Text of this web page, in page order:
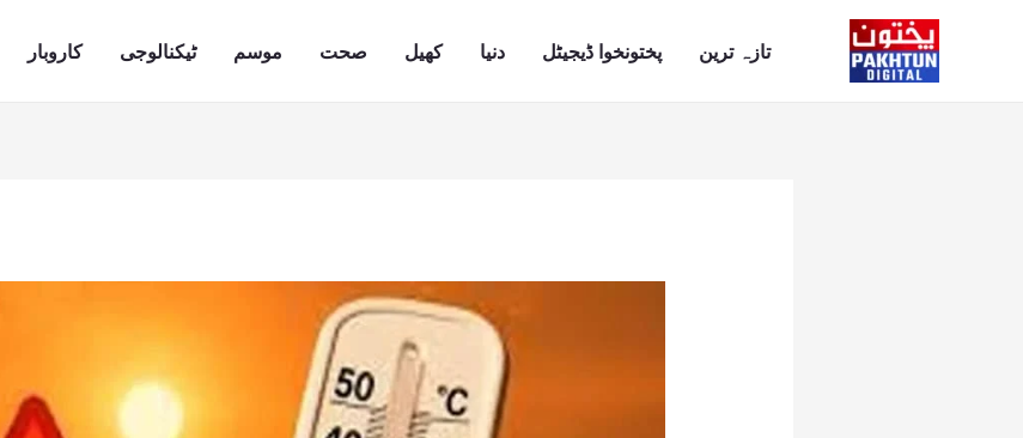
تازہ ترین پختونخوا ڈیجیٹل دنیا کھیل صحت موسم ٹیکنالوجی کاروبار